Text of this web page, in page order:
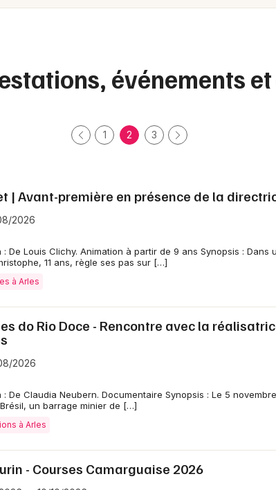
Sorties famille
Sorties & loisirs
Rhône
Actus à Arles
Mulhouse
Nice
événements
1 2 3
| Avant-première en présence de la
2026
: De Louis Clichy. Animation à partir de 9 ans Synopsis :
11 ans, règle ses pas sur […]
à Arles
do Rio Doce - Rencontre avec la
2026
De Claudia Neubern. Documentaire Synopsis : Le 5
un barrage minier de […]
à Arles
- Courses Camarguaise 2026